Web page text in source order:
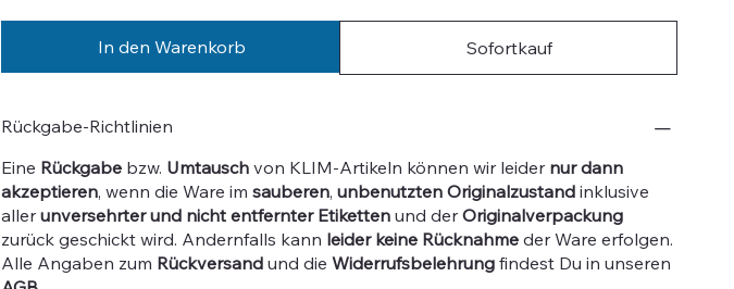
In den Warenkorb Sofortkauf
Rückgabe-Richtlinien
Eine Rückgabebzw. Umtauschvon KLIM-Artikeln können wir leider nur dann
akzeptieren, wenn die Ware im sauberen, unbenutzten Originalzustandinklusive
aller unversehrter und nicht entfernter Etikettenund der Originalverpackung
zurück geschickt wird. Andernfalls kann leider keine Rücknahme der Ware erfolgen.
Alle Angaben zum Rückversandund die Widerrufsbelehrungfindest Du in unseren